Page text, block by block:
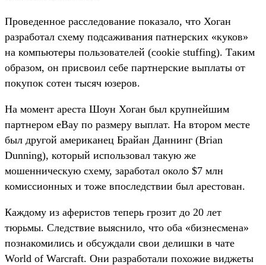
Проведенное расследование показало, что Хоган
разработал схему подсаживания патнерских «куков»
на компьютеры пользователей (cookie stuffing). Таким
образом, он присвоил себе партнерские выплаты от
покупок сотен тысяч юзеров.
На момент ареста Шоун Хоган был крупнейшим
партнером eBay по размеру выплат. На втором месте
был другой американец Брайан Даннинг (Brian
Dunning), который использовал такую же
мошенническую схему, заработал около $7 млн
комиссионных и тоже впоследствии был арестован.
Каждому из аферистов теперь грозит до 20 лет
тюрьмы. Следствие выяснило, что оба «бизнесмена»
познакомились и обсуждали свои делишки в чате
World of Warcraft. Они разработали похожие виджеты